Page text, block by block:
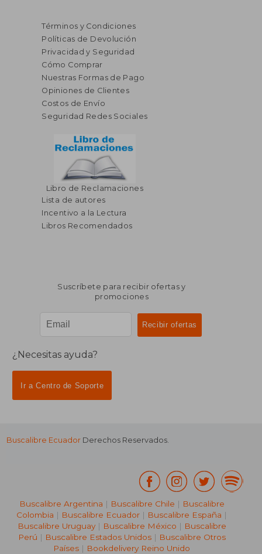
Términos y Condiciones
Políticas de Devolución
Privacidad y Seguridad
Cómo Comprar
Nuestras Formas de Pago
Opiniones de Clientes
Costos de Envío
Seguridad Redes Sociales
Libro de Reclamaciones
Lista de autores
Incentivo a la Lectura
Libros Recomendados
Suscríbete para recibir ofertas y
promociones
¿Necesitas ayuda?
Ir a Centro de Soporte
Buscalibre Ecuador Derechos Reservados.
Buscalibre Argentina | Buscalibre Chile | Buscalibre
Colombia | Buscalibre Ecuador | Buscalibre España |
Buscalibre Uruguay| Buscalibre México | Buscalibre
Perú | Buscalibre Estados Unidos| Buscalibre Otros
Países | Bookdelivery Reino Unido